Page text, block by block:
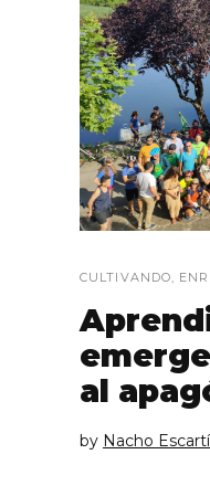
CULTIVANDO,
al
by Nacho